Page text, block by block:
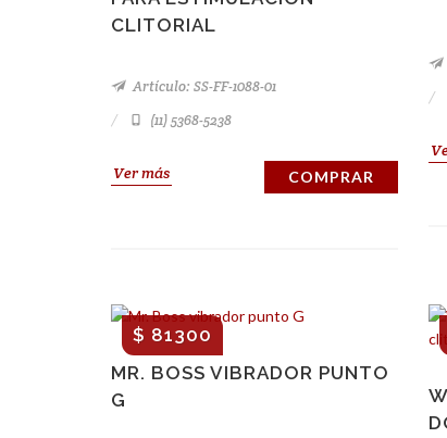
CLITORIAL
Artículo: SS-FF-1088-01
(11) 5368-5238
Ver más COMPRAR
MR. BOSS VIBRADOR PUNTO
G
$ 81300